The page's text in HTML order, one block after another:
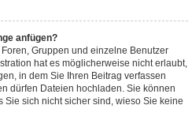
anfügen?
Gruppen und einzelne Benutzer
hat es möglicherweise nicht erlaubt,
in dem Sie Ihren Beitrag verfassen
dürfen Dateien hochladen. Sie können
Sie sich nicht sicher sind, wieso Sie keine